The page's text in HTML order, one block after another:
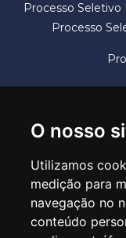
O nosso
Utilizamos
medição para
navegação no
conteúdo
Processo
Processo